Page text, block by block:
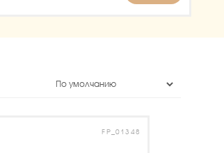
FP_01348